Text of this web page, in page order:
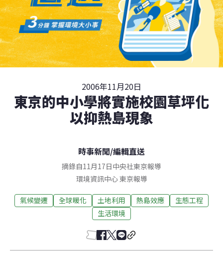
2006年11月20日
東京的中小學將實施校園草坪化
以抑熱島現象
時事新聞/編輯直送
摘錄自11月17日中央社東京報導
環境資訊中心東京報導
氣候變遷 全球暖化 土地利用 熱島效應
生態工程
生活環境